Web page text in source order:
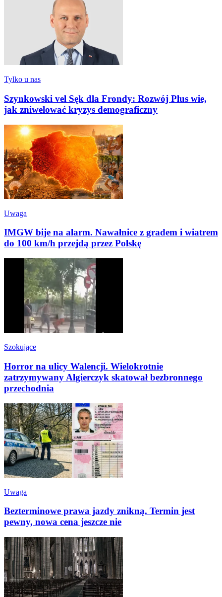
Tylko u nas
Szynkowski vel Sęk dla Frondy: Rozwój Plus wie,
jak zniwelować kryzys demograficzny
Uwaga
IMGW bije na alarm. Nawałnice z gradem i wiatrem
do 100 km/h przejdą przez Polskę
Szokujące
Horror na ulicy Walencji. Wielokrotnie
zatrzymywany Algierczyk skatował bezbronnego
przechodnia
Uwaga
Bezterminowe prawa jazdy znikną. Termin jest
pewny, nowa cena jeszcze nie